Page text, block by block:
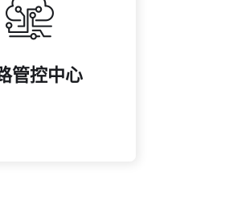
管控中心
监控与管理服务，
率与安全性，降低
潜在风险。